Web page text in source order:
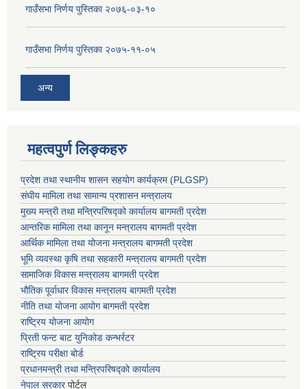
गाउँसभा निर्णय पुस्तिका २०७६-०३-१०
गाउँसभा निर्णय पुस्तिका २०७५-११-०५
अन्य
महत्वपुर्ण लिङ्कहरु
प्रदेश तथा स्थानीय शासन सहयाेग कार्यक्रम (PLGSP)
संघीय मामिला तथा सामान्य प्रशासन मन्त्रालय
मुख्य मन्त्री तथा मन्त्रिपरिषद्को कार्यालय बागमती प्रदेश
आन्तरिक मामिला तथा कानून मन्त्रालय बागमती प्रदेश
आर्थिक मामिला तथा योजना मन्त्रालय बागमती प्रदेश
भूमि व्यवस्था कृषि तथा सहकारी मन्त्रालय बागमती प्रदेश
सामाजिक विकास मन्त्रालय बागमती प्रदेश
भौतिक पूर्वाधार विकास मन्त्रालय बागमती प्रदेश
नीति तथा योजना आयोग बागमती प्रदेश
राष्ट्रिय योजना आयोग
प्रिती फन्ट बाट युनिकोड कन्भर्रटर
राष्ट्रिय परीक्षा बोर्ड
प्रधानमन्त्री तथा मन्त्रिपरिषद्को कार्यालय
नेपाल सरकारपोर्टल